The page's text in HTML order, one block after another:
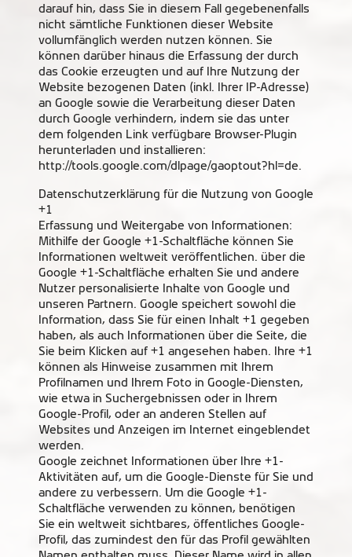
darauf hin, dass Sie in diesem Fall gegebenenfalls
nicht sämtliche Funktionen dieser Website
vollumfänglich werden nutzen können. Sie
können darüber hinaus die Erfassung der durch
das Cookie erzeugten und auf Ihre Nutzung der
Website bezogenen Daten (inkl. Ihrer IP-Adresse)
an Google sowie die Verarbeitung dieser Daten
durch Google verhindern, indem sie das unter
dem folgenden Link verfügbare Browser-Plugin
herunterladen und installieren:
http://tools.google.com/dlpage/gaoptout?hl=de.
Datenschutzerklärung für die Nutzung von Google
+1
Erfassung und Weitergabe von Informationen:
Mithilfe der Google +1-Schaltfläche können Sie
Informationen weltweit veröffentlichen. über die
Google +1-Schaltfläche erhalten Sie und andere
Nutzer personalisierte Inhalte von Google und
unseren Partnern. Google speichert sowohl die
Information, dass Sie für einen Inhalt +1 gegeben
haben, als auch Informationen über die Seite, die
Sie beim Klicken auf +1 angesehen haben. Ihre +1
können als Hinweise zusammen mit Ihrem
Profilnamen und Ihrem Foto in Google-Diensten,
wie etwa in Suchergebnissen oder in Ihrem
Google-Profil, oder an anderen Stellen auf
Websites und Anzeigen im Internet eingeblendet
werden.
Google zeichnet Informationen über Ihre +1-
Aktivitäten auf, um die Google-Dienste für Sie und
andere zu verbessern. Um die Google +1-
Schaltfläche verwenden zu können, benötigen
Sie ein weltweit sichtbares, öffentliches Google-
Profil, das zumindest den für das Profil gewählten